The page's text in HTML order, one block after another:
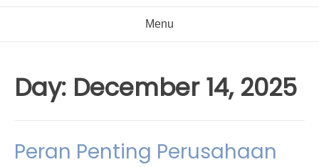
Menu
Day: December 14, 2025
Peran Penting Perusahaan